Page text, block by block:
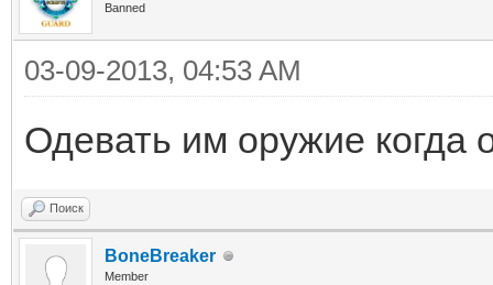
Banned
03-09-2013, 04:53 AM
Одевать им оружие когда
Поиск
BoneBreaker
Member